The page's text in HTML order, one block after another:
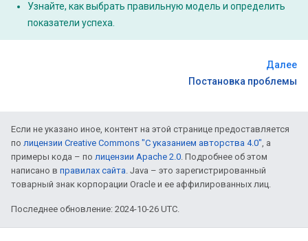
Узнайте, как выбрать правильную модель и определить
показатели успеха.
Далее
Постановка проблемы
Если не указано иное, контент на этой странице предоставляется
по лицензии Creative Commons "С указанием авторства 4.0", а
примеры кода – по лицензии Apache 2.0. Подробнее об этом
написано в правилах сайта. Java – это зарегистрированный
товарный знак корпорации Oracle и ее аффилированных лиц.
Последнее обновление: 2024-10-26 UTC.